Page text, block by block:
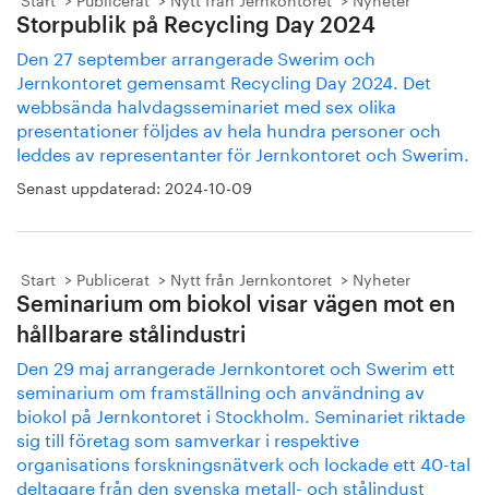
Storpublik på Recycling Day 2024
Den 27 september arrangerade Swerim och
Jernkontoret gemensamt Recycling Day 2024. Det
webbsända halvdagsseminariet med sex olika
presentationer följdes av hela hundra personer och
leddes av representanter för Jernkontoret och Swerim.
Senast uppdaterad: 2024-10-09
Start Publicerat Nytt från Jernkontoret Nyheter
Seminarium om biokol visar vägen mot en
hållbarare stålindustri
Den 29 maj arrangerade Jernkontoret och Swerim ett
seminarium om framställning och användning av
biokol på Jernkontoret i Stockholm. Seminariet riktade
sig till företag som samverkar i respektive
organisations forskningsnätverk och lockade ett 40-tal
deltagare från den svenska metall- och stålindust